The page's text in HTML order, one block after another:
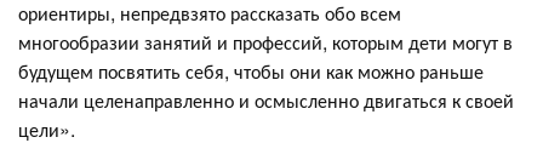
ориентиры, непредвзято рассказать обо всем
многообразии занятий и профессий, которым дети могут в
будущем посвятить себя, чтобы они как можно раньше
начали целенаправленно и осмысленно двигаться к своей
цели».